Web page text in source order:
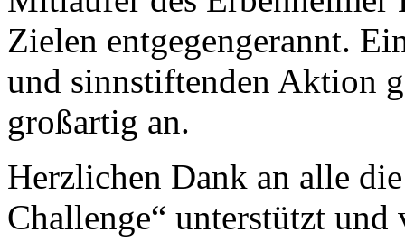
Zielen entgegengerannt.
und sinnstiftenden Aktion
großartig an.
Herzlichen Dank an alle
Challenge“ unterstützt und